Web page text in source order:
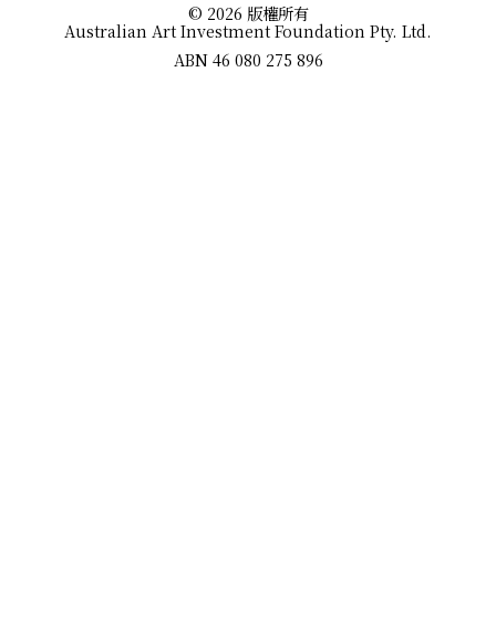
© 2026 版權所有
Australian Art Investment Foundation Pty. Ltd.
ABN 46 080 275 896